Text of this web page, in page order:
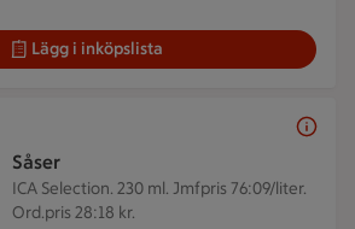
Lägg i inköpslista
Såser
ICA Selection. 230 ml. Jmfpris 76:09/liter.
Ord.pris 28:18 kr.